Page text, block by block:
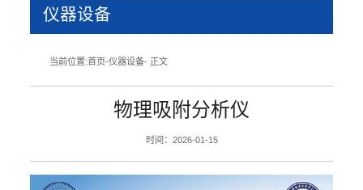
仪器设备
当前位置:首页-仪器设备- 正文
物理吸附分析仪
时间：2026-01-15